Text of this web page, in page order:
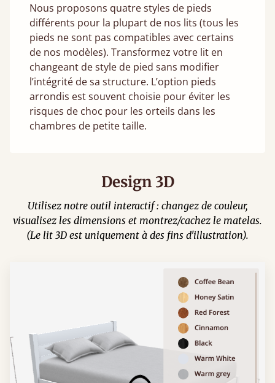
Nous proposons quatre styles de pieds
différents pour la plupart de nos lits (tous les
pieds ne sont pas compatibles avec certains
de nos modèles). Transformez votre lit en
changeant de style de pied sans modifier
l’intégrité de sa structure. L’option pieds
arrondis est souvent choisie pour éviter les
risques de choc pour les orteils dans les
chambres de petite taille.
Design 3D
Utilisez notre outil interactif : changez de couleur,
visualisez les dimensions et montrez/cachez le matelas.
(Le lit 3D est uniquement à des fins d'illustration).